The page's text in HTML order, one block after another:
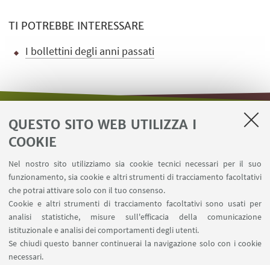
QUESTO SITO WEB UTILIZZA I
COOKIE
Nel nostro sito utilizziamo sia cookie tecnici necessari per il suo
funzionamento, sia cookie e altri strumenti di tracciamento facoltativi
che potrai attivare solo con il tuo consenso.
Cookie e altri strumenti di tracciamento facoltativi sono usati per
analisi statistiche, misure sull'efficacia della comunicazione
istituzionale e analisi dei comportamenti degli utenti.
Se chiudi questo banner continuerai la navigazione solo con i cookie
necessari.
TI POTREBBE INTERESSARE
I bollettini degli anni passati
LINK UTILI
Contatti
Carta dei servizi
SEGUI IL DIPARTIMENTO SU: